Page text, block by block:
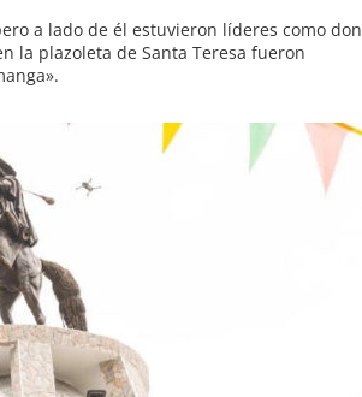
a lado de él estuvieron líderes como don
la plazoleta de Santa Teresa fueron